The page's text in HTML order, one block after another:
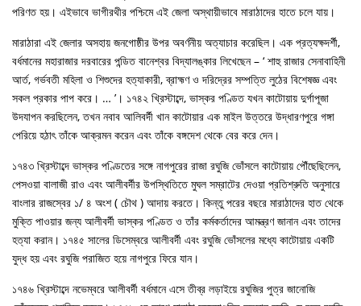
পরিণত হয়। এইভাবে ভাগীরথীর পশ্চিমে এই জেলা অস্থায়ীভাবে মারাঠাদের হাতে চলে যায়।
মারাঠারা এই জেলার অসহায় জনগোষ্ঠীর উপর অবর্ণনীয় অত্যাচার করেছিল। এক প্রত্যক্ষদর্শী,
বর্ধমানের মহারাজার দরবারের পন্ডিত বানেশ্বর বিদ্যালঙ্কার লিখেছেন – ‘ শাহু রাজার সেনাবাহিনী
আর্ত, গর্ভবতী মহিলা ও শিশুদের হত্যাকারী, ব্রাহ্মণ ও দরিদ্রের সম্পত্তি লুঠের বিশেষজ্ঞ এবং
সকল প্রকার পাপ করে। … ’। ১৭৪২ খ্রিস্টাব্দে, ভাস্কর পণ্ডিত যখন কাটোয়ায় দুর্গাপূজা
উদযাপন করছিলেন, তখন নবাব আলিবর্দী খান কাটোয়ার এক মাইল উত্তরে উদ্ধারণপুরে গঙ্গা
পেরিয়ে হঠাৎ তাঁকে আক্রমন করেন এবং তাঁকে বঙ্গদেশ থেকে বের করে দেন।
১৭৪৩ খ্রিস্টাব্দে ভাস্কর পণ্ডিতের সঙ্গে নাগপুরের রাজা রঘুজি ভোঁসলে কাটোয়ায় পৌঁছেছিলেন,
পেসওয়া বালাজী রাও এবং আলীবর্দীর উপস্থিতিতে মুঘল সম্রাটের দেওয়া প্রতিশ্রুতি অনুসারে
বাংলার রাজস্বের ১/ ৪ অংশ ( চৌথ ) আদায় করতে। কিন্তু পরের বছরে মারাঠাদের হাত থেকে
মুক্তি পাওয়ার জন্য আলীবর্দী ভাস্কর পণ্ডিত ও তাঁর কর্মকর্তাদের আমন্ত্রণ জানান এবং তাদের
হত্যা করান। ১৭৪৫ সালের ডিসেম্বরে আলীবর্দী এবং রঘুজি ভোঁসলের মধ্যে কাটোয়ায় একটি
যুদ্ধ হয় এবং রঘুজি পরাজিত হয়ে নাগপুরে ফিরে যান।
১৭৪৬ খ্রিস্টাব্দে নভেম্বরে আলীবর্দী বর্ধমানে এসে তীব্র লড়াইয়ে রঘুজির পুত্র জানোজি